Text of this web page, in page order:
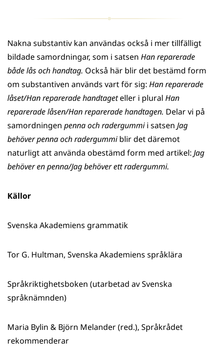
Nakna substantiv kan användas också i mer tillfälligt
bildade samordningar, som i satsen Han reparerade
både lås och handtag. Också här blir det bestämd form
om substantiven används vart för sig: Han reparerade
låset/Han reparerade handtageteller i plural Han
reparerade låsen/Han reparerade handtagen. Delar vi på
samordningen penna och radergummii satsen Jag
behöver penna och radergummiblir det däremot
naturligt att använda obestämd form med artikel: Jag
behöver en penna/Jag behöver ett radergummi.
Källor
Svenska Akademiens grammatik
Tor G. Hultman, Svenska Akademiens språklära
Språkriktighetsboken (utarbetad av Svenska
språknämnden)
Maria Bylin & Björn Melander (red.), Språkrådet
rekommenderar